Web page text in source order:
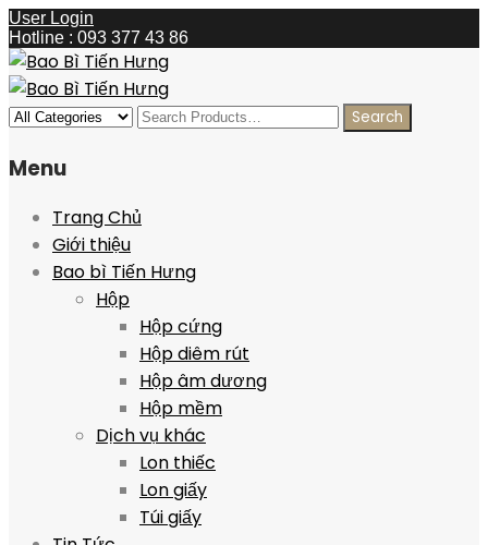
User Login
Hotline : 093 377 43 86
Menu
Trang Chủ
Giới thiệu
Bao bì Tiến Hưng
Hộp
Hộp cứng
Hộp diêm rút
Hộp âm dương
Hộp mềm
Dịch vụ khác
Lon thiếc
Lon giấy
Túi giấy